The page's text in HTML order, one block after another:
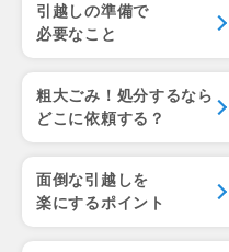
引越しの準備で
必要なこと
粗大ごみ！処分するなら
どこに依頼する？
面倒な引越しを
楽にするポイント